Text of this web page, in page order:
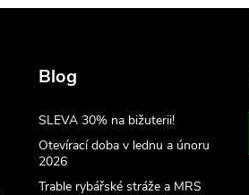
Blog
SLEVA 30% na bižuterii!
Otevírací doba v lednu a únoru
2026
Trable rybářské stráže a MRS